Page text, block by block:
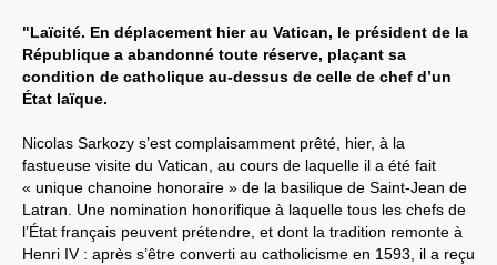
Nouvelles de l’antirépublique
Crises "Covid-19 & H1N1"
"Laïcité. En déplacement hier au Vatican, le président de la
République a abandonné toute réserve, plaçant sa
condition de catholique au-dessus de celle de chef d’un
État laïque.
Nicolas Sarkozy s’est complaisamment prêté, hier, à la
fastueuse visite du Vatican, au cours de laquelle il a été fait
« unique chanoine honoraire » de la basilique de Saint-Jean de
Latran. Une nomination honorifique à laquelle tous les chefs de
l’État français peuvent prétendre, et dont la tradition remonte à
Henri IV : après s’être converti au catholicisme en 1593, il a reçu